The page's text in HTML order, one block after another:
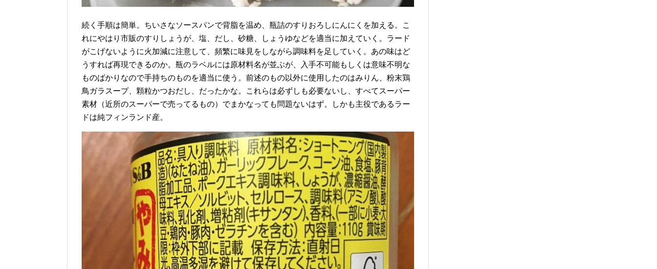
続く手順は簡単。ちいさなソースパンで背脂を温め、瓶詰のすりおろしにんにくを加える。こ
れにやはり市販のすりしょうが、塩、だし、砂糖、しょうゆなどを適当に加えていく。ラード
がこげないように火加減に注意して、頻繁に味見をしながら調味料を足していく。あの味はど
うすれば再現できるのか。瓶のラベルには原材料名が並ぶが、入手不可能もしくは意味不明な
ものばかりなので手持ちのものを適当に使う。前述のもの以外に使用したのはみりん、粉末鶏
鳥ガラスープ、顆粒かつおだし、だったかな。これらは必ずしも必要ないし、すべてスーパー
素材（近所のスーパーで売ってるもの）でまかなっても問題ないはず。しかも主役であるラー
ドは純フィンランド産。